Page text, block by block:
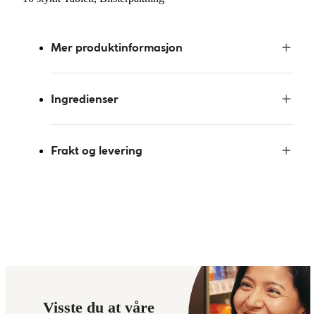
Mer produktinformasjon
Ingredienser
Frakt og levering
Visste du at våre